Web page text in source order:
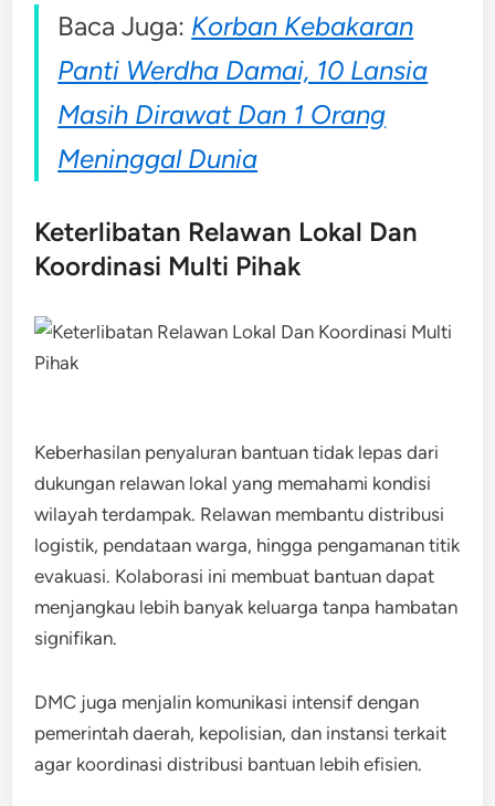
Baca Juga: Korban Kebakaran
Panti Werdha Damai, 10 Lansia
Masih Dirawat Dan 1 Orang
Meninggal Dunia
Keterlibatan Relawan Lokal Dan
Koordinasi Multi Pihak
Keberhasilan penyaluran bantuan tidak lepas dari
dukungan relawan lokal yang memahami kondisi
wilayah terdampak. Relawan membantu distribusi
logistik, pendataan warga, hingga pengamanan titik
evakuasi. Kolaborasi ini membuat bantuan dapat
menjangkau lebih banyak keluarga tanpa hambatan
signifikan.
DMC juga menjalin komunikasi intensif dengan
pemerintah daerah, kepolisian, dan instansi terkait
agar koordinasi distribusi bantuan lebih efisien.